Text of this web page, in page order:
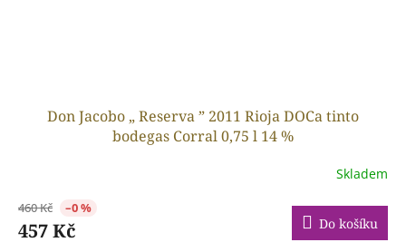
Don Jacobo „ Reserva ” 2011 Rioja DOCa tinto
bodegas Corral 0,75 l 14 %
Skladem
460 Kč –0 %
457 Kč Do košíku